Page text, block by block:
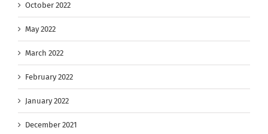
October 2022
May 2022
March 2022
February 2022
January 2022
December 2021